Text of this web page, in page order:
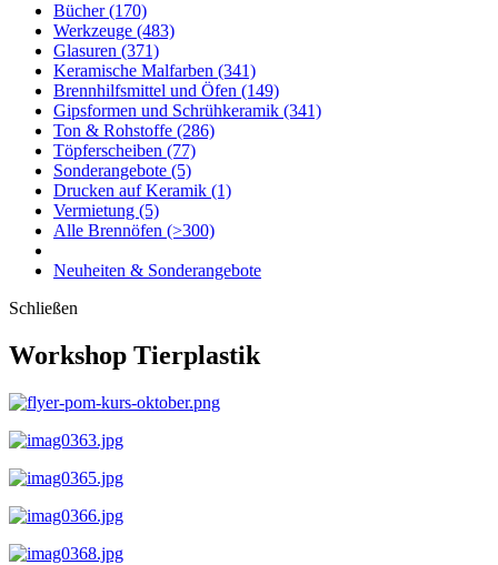
Bücher(170)
Werkzeuge (483)
Glasuren (371)
Keramische Malfarben (341)
Brennhilfsmittel und Öfen (149)
Gipsformen und Schrühkeramik (341)
Ton & Rohstoffe (286)
Töpferscheiben (77)
Sonderangebote (5)
Drucken auf Keramik (1)
Vermietung (5)
Alle Brennöfen (>300)
Neuheiten & Sonderangebote
Schließen
Workshop Tierplastik